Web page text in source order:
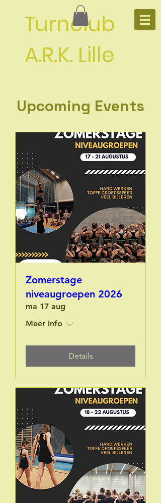
Turnclub
A.R.K. Lille
Upcoming Events
Zomerstage
niveaugroepen 2026
ma 17 aug
Meer info
Details